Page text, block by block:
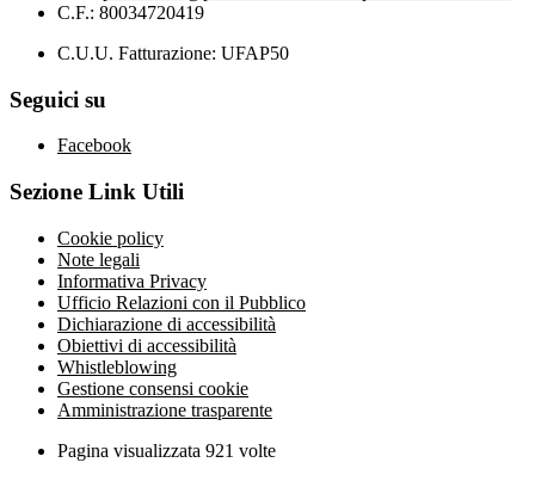
C.F.: 80034720419
C.U.U. Fatturazione: UFAP50
Seguici su
Facebook
Sezione Link Utili
Cookie policy
Note legali
Informativa Privacy
Ufficio Relazioni con il Pubblico
Dichiarazione di accessibilità
Obiettivi di accessibilità
Whistleblowing
Gestione consensi cookie
Amministrazione trasparente
Pagina visualizzata 921 volte